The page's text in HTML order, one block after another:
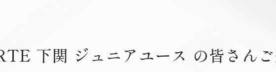
下関 ジュニアユース の皆さん